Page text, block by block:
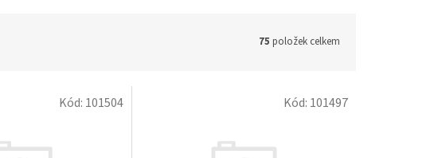
75 položek celkem
Kód: 101504 Kód: 101497